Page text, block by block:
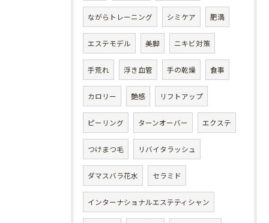
ながらトレーニング シミケア 肥満
エステモデル 美脚 ニキビ対策
手荒れ 浮き血管 手の乾燥 食事
カロリー 艶感 リフトアップ
ピーリング ターンオーバー エクステ
つけまつ毛 リバイタラッシュ
ダマスバラ花水 セラミド
インターナショナルエステティシャン